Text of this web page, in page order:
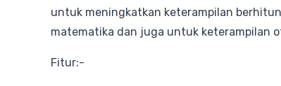
untuk meningkatkan keterampilan
matematika dan juga untuk keterampilan
Fitur:-